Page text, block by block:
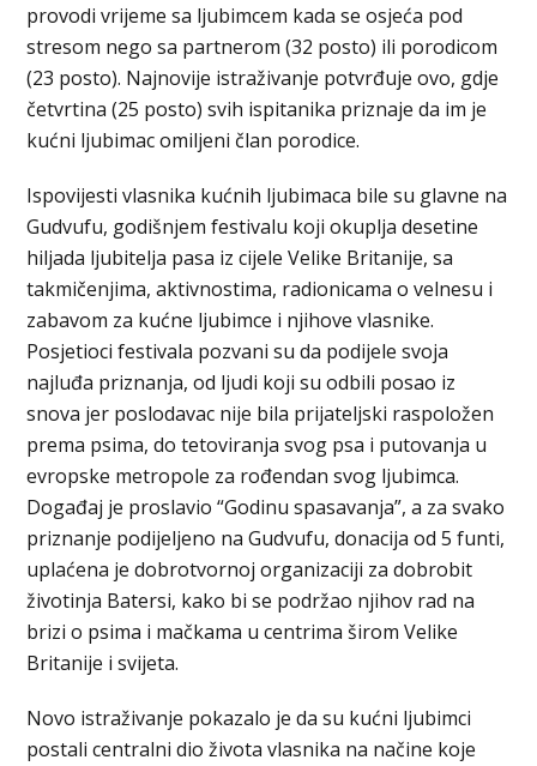
provodi vrijeme sa ljubimcem kada se osjeća pod
stresom nego sa partnerom (32 posto) ili porodicom
(23 posto). Najnovije istraživanje potvrđuje ovo, gdje
četvrtina (25 posto) svih ispitanika priznaje da im je
kućni ljubimac omiljeni član porodice.
Ispovijesti vlasnika kućnih ljubimaca bile su glavne na
Gudvufu, godišnjem festivalu koji okuplja desetine
hiljada ljubitelja pasa iz cijele Velike Britanije, sa
takmičenjima, aktivnostima, radionicama o velnesu i
zabavom za kućne ljubimce i njihove vlasnike.
Posjetioci festivala pozvani su da podijele svoja
najluđa priznanja, od ljudi koji su odbili posao iz
snova jer poslodavac nije bila prijateljski raspoložen
prema psima, do tetoviranja svog psa i putovanja u
evropske metropole za rođendan svog ljubimca.
Događaj je proslavio “Godinu spasavanja”, a za svako
priznanje podijeljeno na Gudvufu, donacija od 5 funti,
uplaćena je dobrotvornoj organizaciji za dobrobit
životinja Batersi, kako bi se podržao njihov rad na
brizi o psima i mačkama u centrima širom Velike
Britanije i svijeta.
Novo istraživanje pokazalo je da su kućni ljubimci
postali centralni dio života vlasnika na načine koje